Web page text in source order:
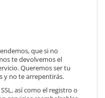
que si no
te devolvemos el
Queremos ser tu
y no te arrepentirás.
así como el registro o